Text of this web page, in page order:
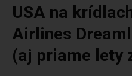
USA na
Airlines
(aj priame lety